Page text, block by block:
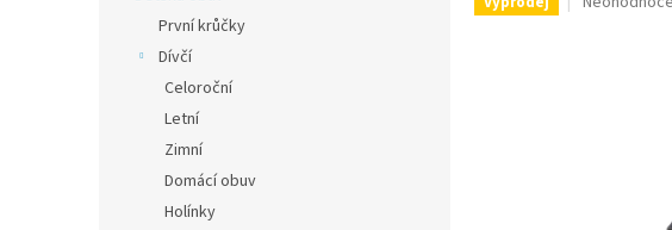
První krůčky
Dívčí
Celoroční
Letní
Zimní
Domácí obuv
Holínky